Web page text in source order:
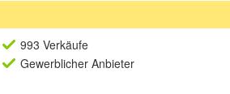
993 Verkäufe
Gewerblicher Anbieter